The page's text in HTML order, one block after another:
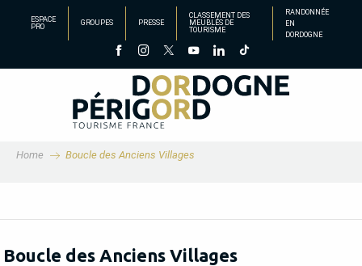
principal
ESPACE
PRO
GROUPES PRESSE
CLASSEMENT DES
MEUBLÉS DE
TOURISME
RANDONNÉE
EN
DORDOGNE
Home Boucle des Anciens Villages
Boucle des Anciens Villages